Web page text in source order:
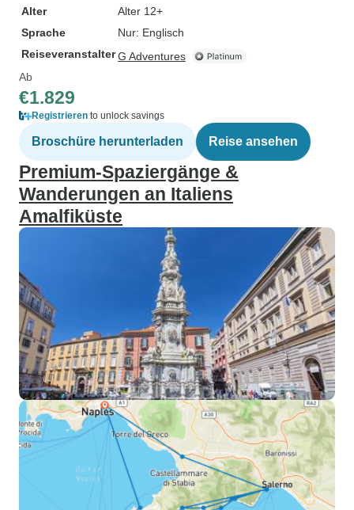
Alter
Alter 12+
Sprache
Nur: Englisch
ReiseveranstalterG Adventures
Ab
€1.829
Registrieren to unlock savings
Broschüre herunterladen Reise ansehen
Premium-Spaziergänge &
Wanderungen an Italiens
Amalfiküste